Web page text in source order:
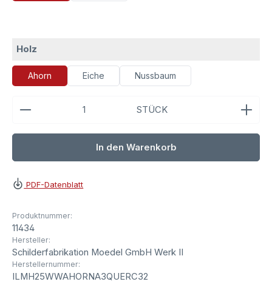
Holz
Ahorn Eiche Nussbaum
Produkt Anzahl: Gib den gewünschten Wert ein
STÜCK
In den Warenkorb
PDF-Datenblatt
Produktnummer:
11434
Hersteller:
Schilderfabrikation Moedel GmbH Werk II
Herstellernummer:
ILMH25WWAHORNA3QUERC32